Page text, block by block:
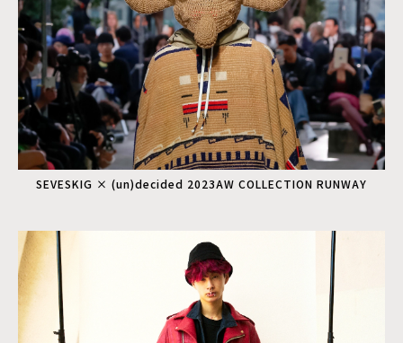
SEVESKIG × (un)decided 2023AW COLLECTION RUNWAY